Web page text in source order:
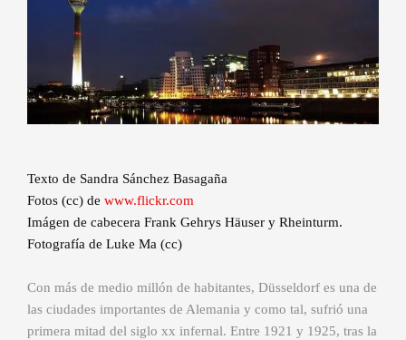
Texto de Sandra Sánchez Basagaña
Fotos (cc) de www.flickr.com
Imágen de cabecera Frank Gehrys Häuser y Rheinturm.
Fotografía de Luke Ma (cc)
Con más de medio millón de habitantes, Düsseldorf es una de
las ciudades importantes de Alemania y como tal, sufrió una
primera mitad del siglo xx infernal. Entre 1921 y 1925, tras la